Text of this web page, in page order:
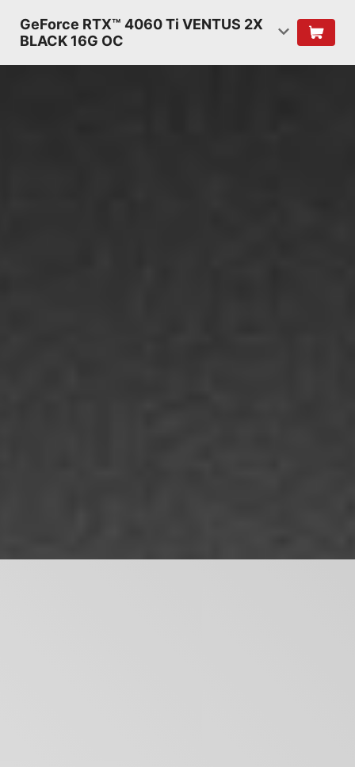
GeForce RTX™ 4060 Ti VENTUS 2X
BLACK 16G OC